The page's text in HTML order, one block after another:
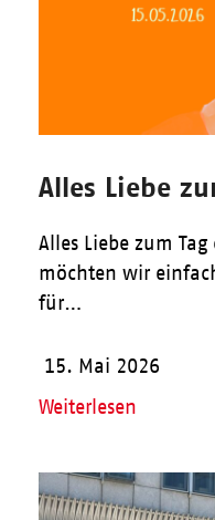
Alles Liebe
Alles Liebe zum
möchten wir
für…
15. Mai 2026
Weiterlesen